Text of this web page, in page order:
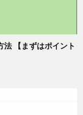
法 【まずはポイント